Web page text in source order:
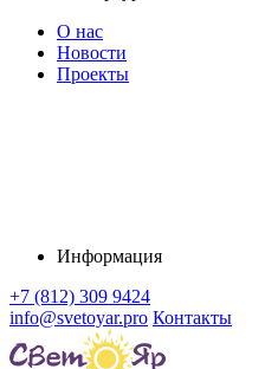
О нас
Новости
Проекты
Информация
+7 (812) 309 9424
info@svetoyar.pro Контакты